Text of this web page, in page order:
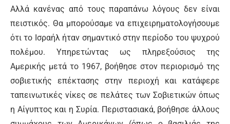
Αλλά κανένας από τους παραπάνω λόγους δεν είναι
πειστικός. Θα μπορούσαμε να επιχειρηματολογήσουμε
ότι το Ισραήλ ήταν σημαντικό στην περίοδο του ψυχρού
πολέμου. Υπηρετώντας ως πληρεξούσιος της
Αμερικής μετά το 1967, βοήθησε στον περιορισμό της
σοβιετικής επέκτασης στην περιοχή και κατάφερε
ταπεινωτικές νίκες σε πελάτες των Σοβιετικών όπως
η Αίγυπτος και η Συρία. Περιστασιακά, βοήθησε άλλους